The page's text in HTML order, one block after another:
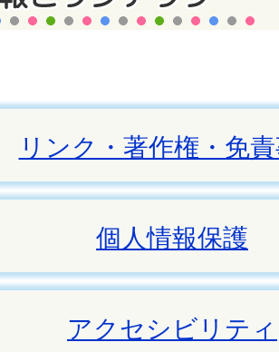
リンク・著作権・免
個人情報保護
アクセシビリティ